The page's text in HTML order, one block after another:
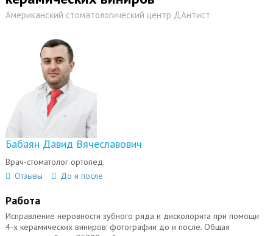
Американский стоматологический центр ДАнтист
Бабаян Давид Вячеславович
Врач-стоматолог ортопед.
Отзывы
До и после
Работа
Исправление неровности зубного ряда и дисколорита при помощи
4-х керамических виниров: фотографии до и после. Общая